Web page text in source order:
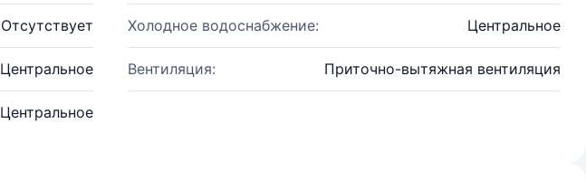
Отсутствует Холодное водоснабжение: Центральное
Центральное Вентиляция: Приточно-вытяжная вентиляция
Центральное